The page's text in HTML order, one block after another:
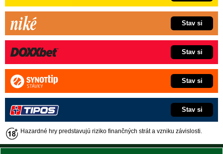
Stav si
Stav si
Stav si
Stav si
Hazardné hry predstavujú riziko finančných strát a vzniku závislosti.